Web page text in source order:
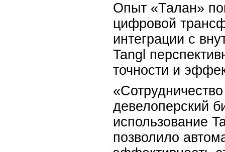
Опыт «Талан»
цифровой
интеграции с
Tangl
точности и
девелоперский
использование
позволило